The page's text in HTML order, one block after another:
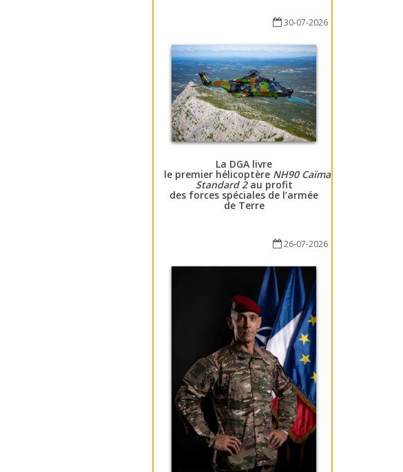
30-07-2026
La DGA livre
le premier hélicoptère NH90 Caïman
Standard 2au profit
des forces spéciales de l’armée
de Terre
26-07-2026